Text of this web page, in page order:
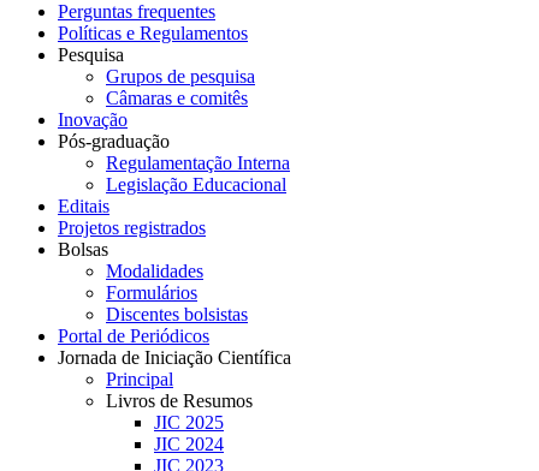
Perguntas frequentes
Políticas e Regulamentos
Pesquisa
Grupos de pesquisa
Câmaras e comitês
Inovação
Pós-graduação
Regulamentação Interna
Legislação Educacional
Editais
Projetos registrados
Bolsas
Modalidades
Formulários
Discentes bolsistas
Portal de Periódicos
Jornada de Iniciação Científica
Principal
Livros de Resumos
JIC 2025
JIC 2024
JIC 2023